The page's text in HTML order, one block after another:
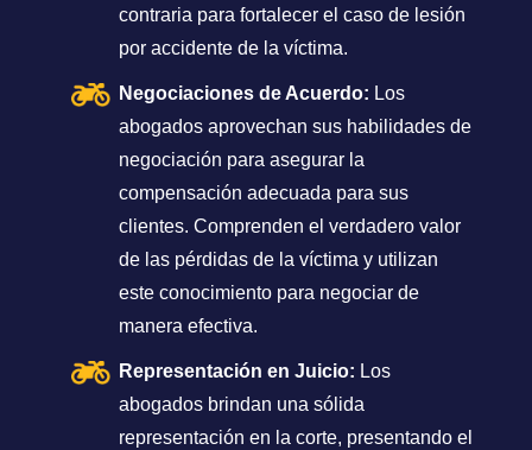
contraria para fortalecer el caso de lesión
por accidente de la víctima.
Negociaciones de Acuerdo: Los
abogados aprovechan sus habilidades de
negociación para asegurar la
compensación adecuada para sus
clientes. Comprenden el verdadero valor
de las pérdidas de la víctima y utilizan
este conocimiento para negociar de
manera efectiva.
Representación en Juicio: Los
abogados brindan una sólida
representación en la corte, presentando el